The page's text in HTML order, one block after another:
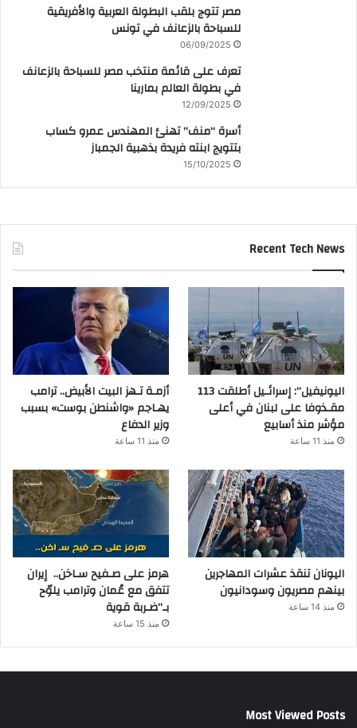
مصر تتوج بلقب البطولة العربية والأفريقية
للسباحة بالزعانف في تونس
06/09/2025
تعرف على قائمة منتخب مصر للسباحة بالزعانف
في بطولة العالم بمارينا
12/09/2025
أسرة “منف” تهنئ المهندس عمرو كساب
بتتويج ابنته فريدة بذهبية الجمباز
15/10/2025
Recent Tech News
اليونيفيل”: إسرائـيل أطلقت 113
مقـذوفا على لبنان في أعلى
مؤشر منذ أسابيع
منذ 11 ساعة
أزمـة تـهز البيت الأبيض.. ترامب
يهـاجم «واشنطن بوست» بسبب
وزير الدفاع
منذ 11 ساعة
اليونان تنقذ عشرات المهاجرين
بينهم مصريون وسودانيون
منذ 14 ساعة
هرمز على صـفيح سـاخن.. إيران
تتفق مع عُمان وترامب يلوّح
بـ”ضـربة قوية
منذ 15 ساعة
Most Viewed Posts